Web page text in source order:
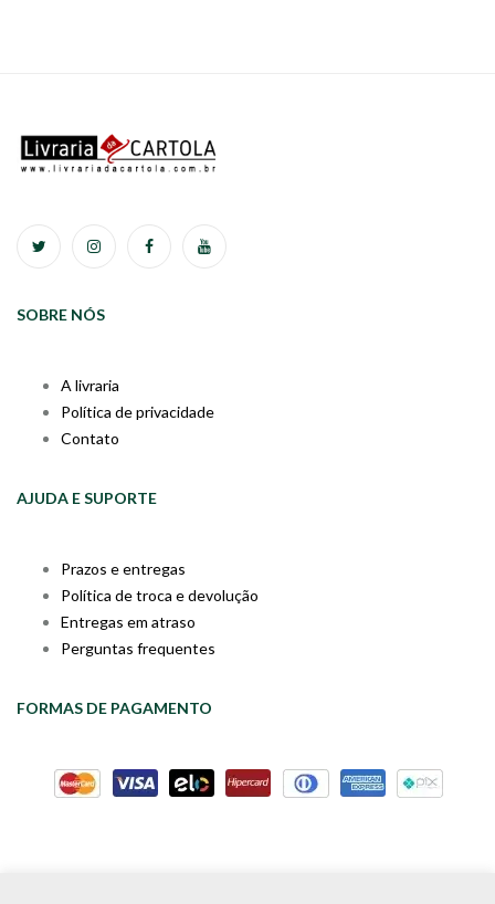
SOBRE NÓS
A livraria
Política de privacidade
Contato
AJUDA E SUPORTE
Prazos e entregas
Política de troca e devolução
Entregas em atraso
Perguntas frequentes
FORMAS DE PAGAMENTO